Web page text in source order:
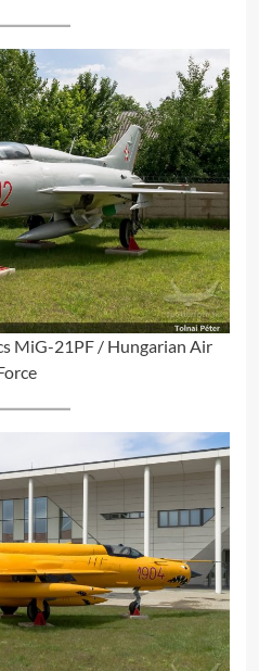
MiG-21PF / Hungarian Air